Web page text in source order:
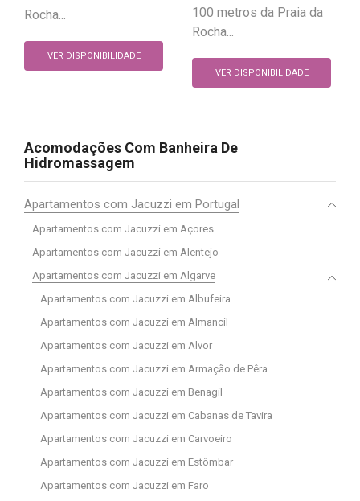
Rocha...
VER DISPONIBILIDADE
100 metros da Praia da
Rocha...
VER DISPONIBILIDADE
Acomodações Com Banheira De
Hidromassagem
Apartamentos com Jacuzzi em Portugal
Apartamentos com Jacuzzi em Açores
Apartamentos com Jacuzzi em Alentejo
Apartamentos com Jacuzzi em Algarve
Apartamentos com Jacuzzi em Albufeira
Apartamentos com Jacuzzi em Almancil
Apartamentos com Jacuzzi em Alvor
Apartamentos com Jacuzzi em Armação de Pêra
Apartamentos com Jacuzzi em Benagil
Apartamentos com Jacuzzi em Cabanas de Tavira
Apartamentos com Jacuzzi em Carvoeiro
Apartamentos com Jacuzzi em Estômbar
Apartamentos com Jacuzzi em Faro